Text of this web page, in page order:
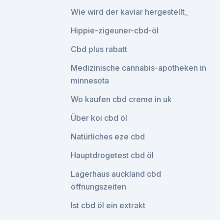
Wie wird der kaviar hergestellt_
Hippie-zigeuner-cbd-öl
Cbd plus rabatt
Medizinische cannabis-apotheken in
minnesota
Wo kaufen cbd creme in uk
Über koi cbd öl
Natürliches eze cbd
Hauptdrogetest cbd öl
Lagerhaus auckland cbd
öffnungszeiten
Ist cbd öl ein extrakt